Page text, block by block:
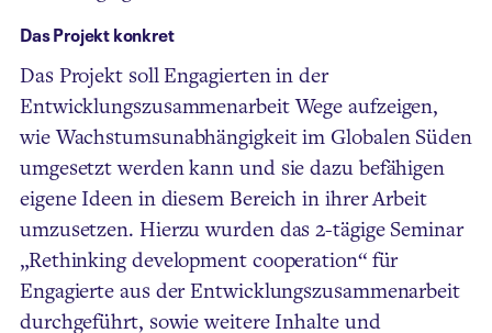
Das Projekt konkret
Das Projekt soll Engagierten in der
Entwicklungszusammenarbeit Wege aufzeigen,
wie Wachstumsunabhängigkeit im Globalen Süden
umgesetzt werden kann und sie dazu befähigen
eigene Ideen in diesem Bereich in ihrer Arbeit
umzusetzen. Hierzu wurden das 2-tägige Seminar
„Rethinking development cooperation“ für
Engagierte aus der Entwicklungszusammenarbeit
durchgeführt, sowie weitere Inhalte und